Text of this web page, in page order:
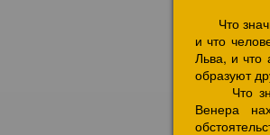
Что
и что
Льва, и что
образуют
Что
Венера